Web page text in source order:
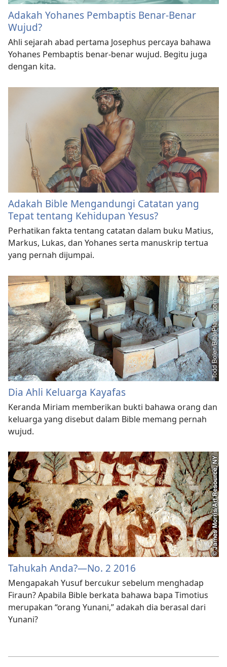
Adakah Yohanes Pembaptis Benar-Benar
Wujud?
Ahli sejarah abad pertama Josephus percaya bahawa
Yohanes Pembaptis benar-benar wujud. Begitu juga
dengan kita.
Adakah Bible Mengandungi Catatan yang
Tepat tentang Kehidupan Yesus?
Perhatikan fakta tentang catatan dalam buku Matius,
Markus, Lukas, dan Yohanes serta manuskrip tertua
yang pernah dijumpai.
Dia Ahli Keluarga Kayafas
Keranda Miriam memberikan bukti bahawa orang dan
keluarga yang disebut dalam Bible memang pernah
wujud.
Tahukah Anda?​—No. 2 2016
Mengapakah Yusuf bercukur sebelum menghadap
Firaun? Apabila Bible berkata bahawa bapa Timotius
merupakan “orang Yunani,” adakah dia berasal dari
Yunani?